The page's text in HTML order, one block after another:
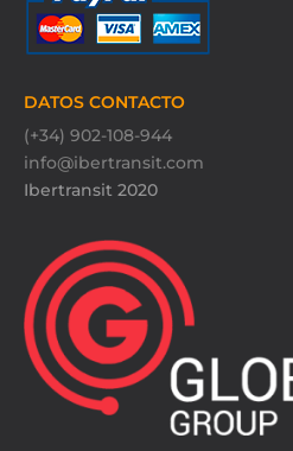
DATOS CONTACTO
(+34) 902-108-944
info@ibertransit.com
Ibertransit 2020